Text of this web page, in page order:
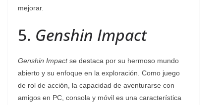
mejorar.
5. Genshin Impact
Genshin Impactse destaca por su hermoso mundo
abierto y su enfoque en la exploración. Como juego
de rol de acción, la capacidad de aventurarse con
amigos en PC, consola y móvil es una característica